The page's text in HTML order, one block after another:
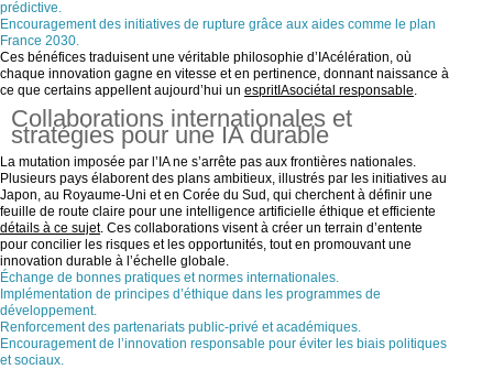
prédictive.
Encouragement des initiatives de rupture grâce aux aides comme le plan
France 2030.
Ces bénéfices traduisent une véritable philosophie d’IAcélération, où
chaque innovation gagne en vitesse et en pertinence, donnant naissance à
ce que certains appellent aujourd’hui un espritIAsociétal responsable.
Collaborations internationales et
stratégies pour une IA durable
La mutation imposée par l’IA ne s’arrête pas aux frontières nationales.
Plusieurs pays élaborent des plans ambitieux, illustrés par les initiatives au
Japon, au Royaume-Uni et en Corée du Sud, qui cherchent à définir une
feuille de route claire pour une intelligence artificielle éthique et efficiente
détails à ce sujet. Ces collaborations visent à créer un terrain d’entente
pour concilier les risques et les opportunités, tout en promouvant une
innovation durable à l’échelle globale.
Échange de bonnes pratiques et normes internationales.
Implémentation de principes d’éthique dans les programmes de
développement.
Renforcement des partenariats public-privé et académiques.
Encouragement de l’innovation responsable pour éviter les biais politiques
et sociaux.